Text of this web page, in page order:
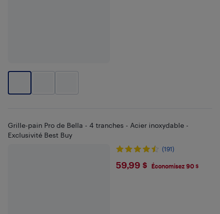
Grille-pain Pro de Bella - 4 tranches - Acier inoxydable -
Exclusivité Best Buy
(191)
$59.99
59,99 $ Économisez 90 $